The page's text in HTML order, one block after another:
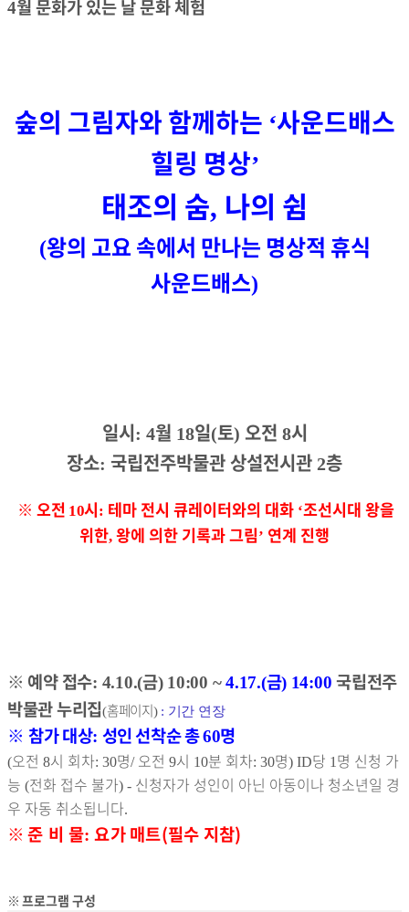
4월 문화가 있는 날 문화 체험
숲의 그림자와 함께하는 ‘사운드배스
힐링 명상’
태조의 숨, 나의 쉼
(왕의 고요 속에서 만나는 명상적 휴식
사운드배스)
일시: 4월 18일(토) 오전 8시
장소: 국립전주박물관 상설전시관 2층
※ 오전 10시: 테마 전시 큐레이터와의 대화 ‘조선시대 왕을
위한, 왕에 의한 기록과 그림’ 연계 진행
※ 예약 접수: 4.10.(금) 10:00 ~4.17.(금) 14:00 국립전주
박물관 누리집(홈페이지) : 기간 연장
※ 참가 대상: 성인 선착순 총60명
(오전 8시 회차: 30명/ 오전 9시 10분 회차: 30명) ID당 1 명 신청 가
능 (전화 접수 불가) - 신청자가 성인이 아닌 아동이나 청소년일 경
우 자동 취소됩니다.
※준 비 물: 요가 매트(필수 지참)
※ 프로그램 구성